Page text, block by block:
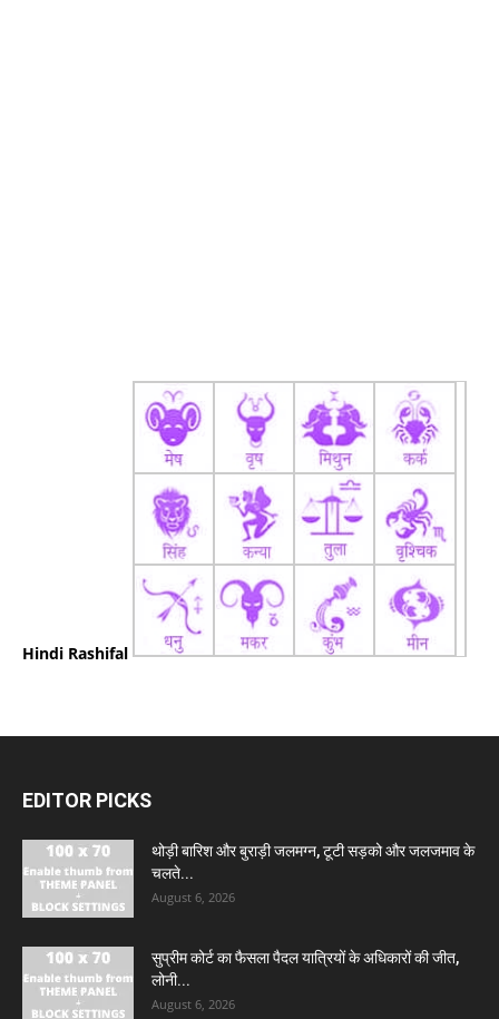
Hindi Rashifal
EDITOR PICKS
थोड़ी बारिश और बुराड़ी जलमग्न, टूटी सड़को और जलजमाव के
चलते...
August 6, 2026
सुप्रीम कोर्ट का फैसला पैदल यात्रियों के अधिकारों की जीत,
लोनी...
August 6, 2026